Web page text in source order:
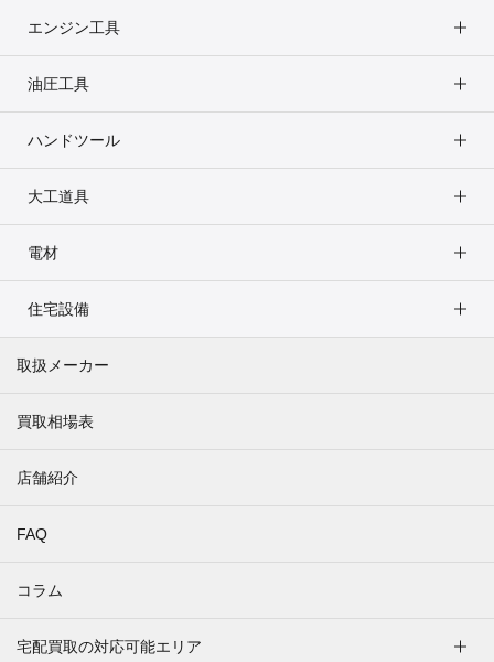
エンジン工具
油圧工具
ハンドツール
大工道具
電材
住宅設備
取扱メーカー
買取相場表
店舗紹介
FAQ
コラム
宅配買取の対応可能エリア